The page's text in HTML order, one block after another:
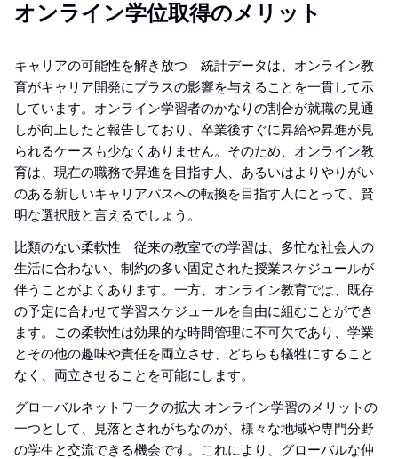
オンライン学位取得のメリット
キャリアの可能性を解き放つ 統計データは、オンライン教
育がキャリア開発にプラスの影響を与えることを一貫して示
しています。オンライン学習者のかなりの割合が就職の見通
しが向上したと報告しており、卒業後すぐに昇給や昇進が見
られるケースも少なくありません。そのため、オンライン教
育は、現在の職務で昇進を目指す人、あるいはよりやりがい
のある新しいキャリアパスへの転換を目指す人にとって、賢
明な選択肢と言えるでしょう。
比類のない柔軟性 従来の教室での学習は、多忙な社会人の
生活に合わない、制約の多い固定された授業スケジュールが
伴うことがよくあります。一方、オンライン教育では、既存
の予定に合わせて学習スケジュールを自由に組むことができ
ます。この柔軟性は効果的な時間管理に不可欠であり、学業
とその他の趣味や責任を両立させ、どちらも犠牲にすること
なく、両立させることを可能にします。
グローバルネットワークの拡大 オンライン学習のメリットの
一つとして、見落とされがちなのが、様々な地域や専門分野
の学生と交流できる機会です。これにより、グローバルな仲